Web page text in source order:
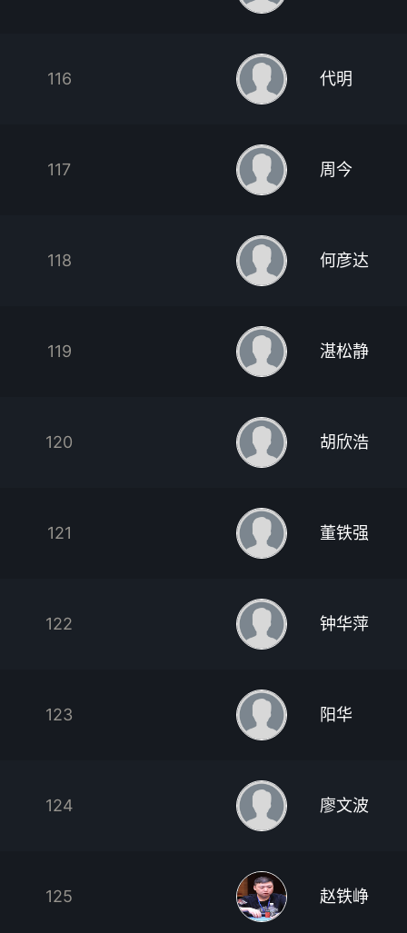
116 代明
117 周今
118 何彦达
119 湛松静
120 胡欣浩
121 董铁强
122 钟华萍
123 阳华
124 廖文波
125 赵铁峥